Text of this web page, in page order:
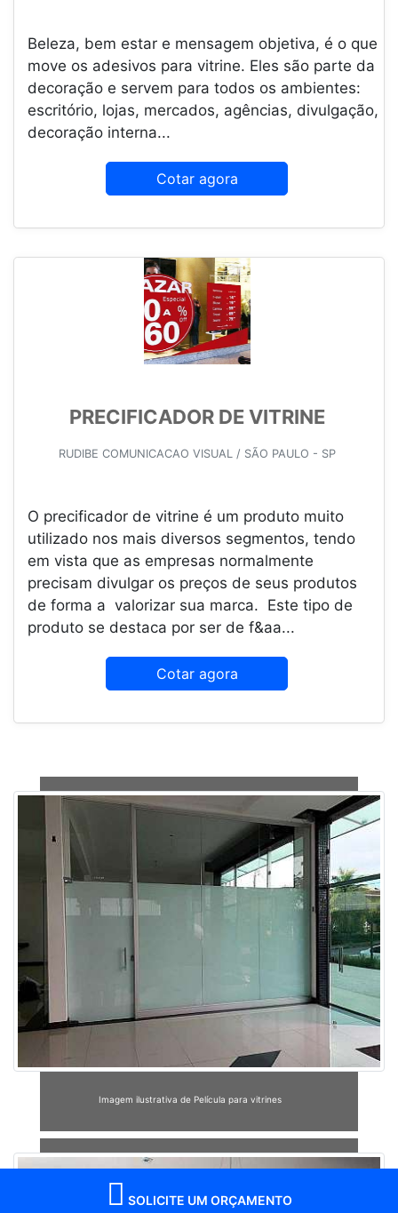
Beleza, bem estar e mensagem objetiva, é o que
move os adesivos para vitrine. Eles são parte da
decoração e servem para todos os ambientes:
escritório, lojas, mercados, agências, divulgação,
decoração interna...
Cotar agora
PRECIFICADOR DE VITRINE
RUDIBE COMUNICACAO VISUAL / SÃO PAULO - SP
O precificador de vitrine é um produto muito
utilizado nos mais diversos segmentos, tendo
em vista que as empresas normalmente
precisam divulgar os preços de seus produtos
de forma a valorizar sua marca. Este tipo de
produto se destaca por ser de f&aa...
Cotar agora
Imagem ilustrativa de Película para vitrines
SOLICITE UM ORÇAMENTO